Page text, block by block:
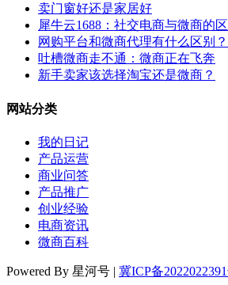
卖门窗好还是家居好
犀牛云1688：社交电商与微商的
网购平台和微商代理有什么区别
吐槽微商走不通：微商正在飞奔
新手卖家该选择淘宝还是微商？
网站分类
我的日记
产品运营
商业问答
产品推广
创业经验
电商资讯
微商百科
Powered By 星河号 | 冀ICP备